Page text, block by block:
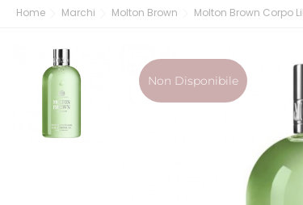
Home Marchi Molton Brown Molton Brown Corpo
Non Disponibile